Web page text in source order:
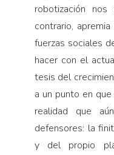
robotización
contrario,
fuerzas sociales
hacer con el
tesis del
a un punto en
realidad que
defensores: la
y del propio